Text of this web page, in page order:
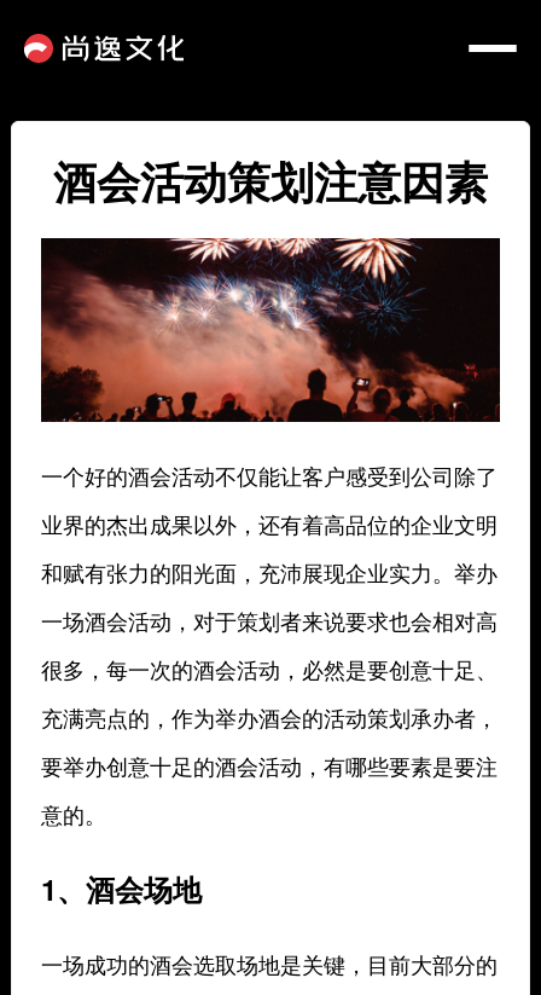
酒会活动策划注意因素
一个好的酒会活动不仅能让客户感受到公司除了
业界的杰出成果以外，还有着高品位的企业文明
和赋有张力的阳光面，充沛展现企业实力。举办
一场酒会活动，对于策划者来说要求也会相对高
很多，每一次的酒会活动，必然是要创意十足、
充满亮点的，作为举办酒会的活动策划承办者，
要举办创意十足的酒会活动，有哪些要素是要注
意的。
1、酒会场地
一场成功的酒会选取场地是关键，目前大部分的